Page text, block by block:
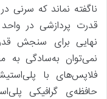
ناگفته نماند که
قدرت پردازشی در واحد
نهایی برای سنجش
نمی‌توان به‌سادگی به